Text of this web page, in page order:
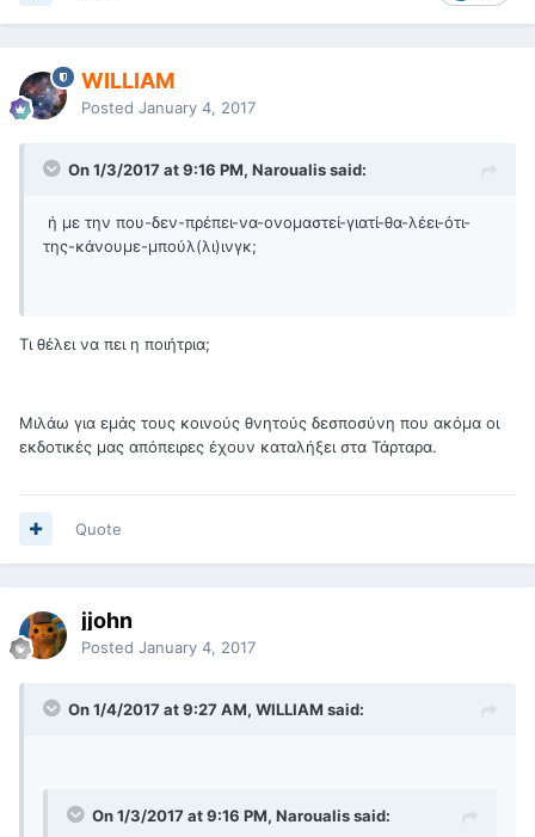
WILLIAM
Posted January 4, 2017
On 1/3/2017 at 9:16 PM, Naroualis said:
ή με την που-δεν-πρέπει-να-ονομαστεί-γιατί-θα-λέει-ότι-
της-κάνουμε-μπούλ(λι)ινγκ;
Τι θέλει να πει η ποιήτρια;
Μιλάω για εμάς τους κοινούς θνητούς δεσποσύνη που ακόμα οι
εκδοτικές μας απόπειρες έχουν καταλήξει στα Τάρταρα.
Quote
jjohn
Posted January 4, 2017
On 1/4/2017 at 9:27 AM, WILLIAM said:
On 1/3/2017 at 9:16 PM, Naroualis said: